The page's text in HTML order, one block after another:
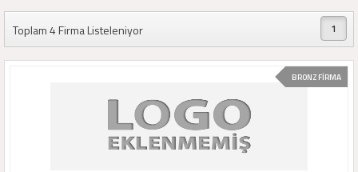
Toplam 4 Firma Listeleniyor 1
BRONZ FİRMA